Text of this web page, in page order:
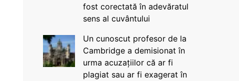
fost corectată în adevăratul
sens al cuvântului
Un cunoscut profesor de la
Cambridge a demisionat în
urma acuzațiilor că ar fi
plagiat sau ar fi exagerat în